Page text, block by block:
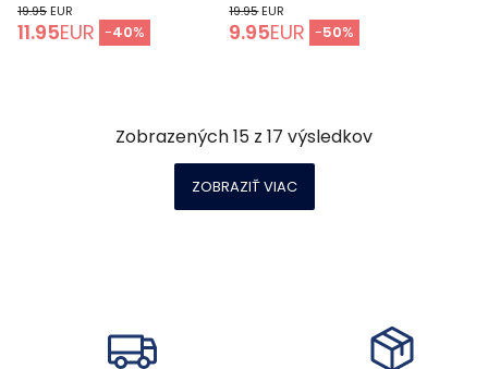
19.95 EUR
11.95EUR -40%
19.95EUR
9.95EUR -50%
Zobrazených15 z 17 výsledkov
ZOBRAZIŤ VIAC